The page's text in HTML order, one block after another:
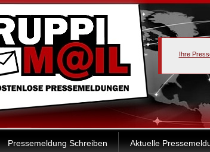
Ihre
Pressemeldung Schreiben Aktuelle